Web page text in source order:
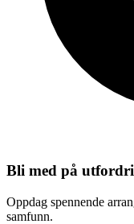
Bli med på
Oppdag spennende
samfunn.